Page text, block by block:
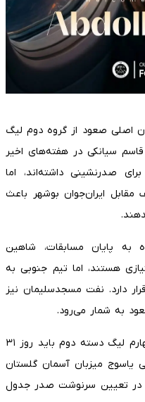
اصلی صعود از گروه دوم لیگ
سیانکی در هفته‌های اخیر
صدرنشینی داشته‌اند، اما
ایران‌جوان بوشهر باعث
پایان مسابقات، شاهین
و دنا یاسوج هر دو ۴۴ امتیازی هستند، اما تیم جنوبی به
دارد. نفت مسجدسلیمان نیز
دنا یاسوج در چارچوب هفته بیست‌وچهارم لیگ دسته دوم باید روز ۳۱
ورزشگاه تختی یاسوج میزبان آسمان گلستان
در تعیین سرنوشت صدر جدول